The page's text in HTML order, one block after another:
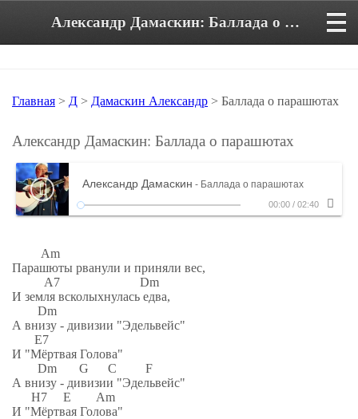
Александр Дамаскин: Баллада о парашютах. Аккорды и текст песни
Главная > Д > Дамаскин Александр > Баллада о парашютах
Александр Дамаскин: Баллада о парашютах
Александр Дамаскин - Баллада о парашютах
00:00 / 02:40
Am
Парашюты рванули и приняли вес,
A7 Dm
И земля всколыхнулась едва,
Dm
А внизу - дивизии "Эдельвейс"
E7
И "Мёртвая Голова"
Dm G C F
А внизу - дивизии "Эдельвейс"
H7 E Am
И "Мёртвая Голова"